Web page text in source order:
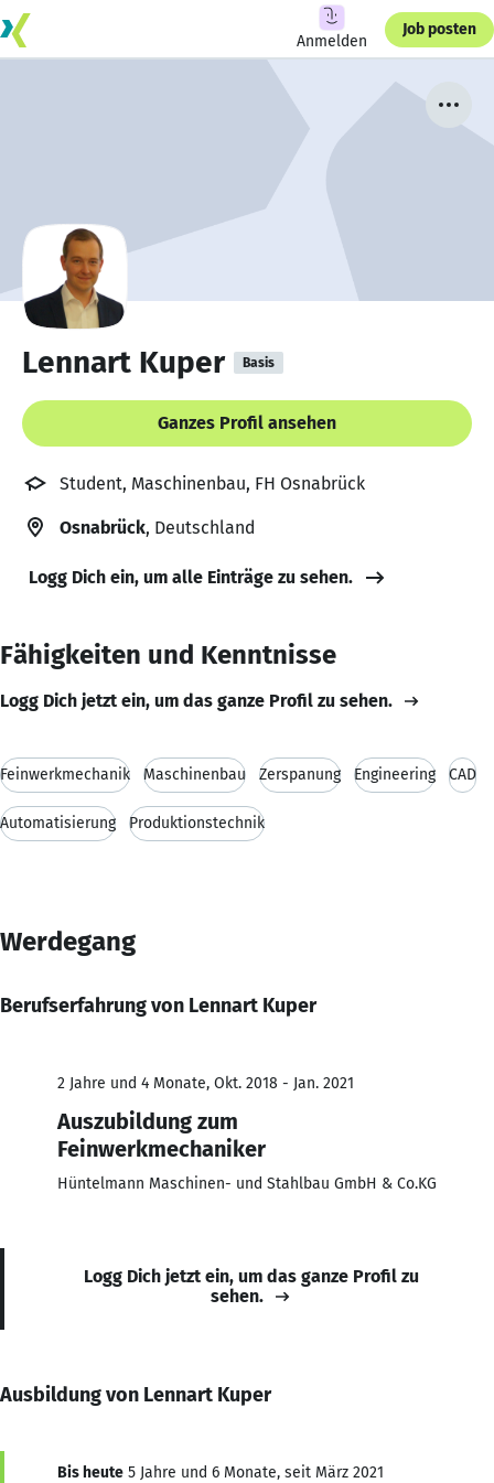
Anmelden
Job posten
Lennart Kuper Basis
Ganzes Profil ansehen
Student, Maschinenbau, FH Osnabrück
Osnabrück, Deutschland
Logg Dich ein, um alle Einträge zu sehen.
Fähigkeiten und Kenntnisse
Logg Dich jetzt ein, um das ganze Profil zu sehen.
Feinwerkmechanik Maschinenbau Zerspanung Engineering CAD
Automatisierung Produktionstechnik
Werdegang
Berufserfahrung von Lennart Kuper
2 Jahre und 4 Monate, Okt. 2018 - Jan. 2021
Auszubildung zum
Feinwerkmechaniker
Hüntelmann Maschinen- und Stahlbau GmbH & Co.KG
Logg Dich jetzt ein, um das ganze Profil zu
sehen.
Ausbildung von Lennart Kuper
Bis heute 5 Jahre und 6 Monate, seit März 2021